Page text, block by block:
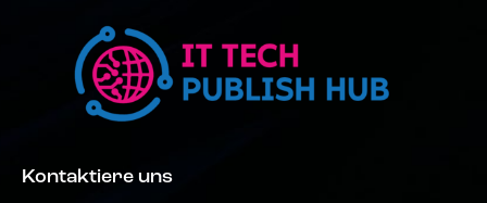
Kontaktiere uns